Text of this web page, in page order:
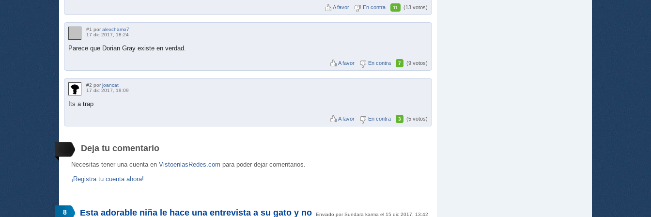
A favor En contra 11 (13 votos)
#1 por alexchamo7
17 dic 2017, 18:24
Parece que Dorian Gray existe en verdad.
A favor En contra 7 (9 votos)
#2 por joancat
17 dic 2017, 19:09
Its a trap
A favor En contra 3 (5 votos)
Deja tu comentario
Necesitas tener una cuenta en VistoenlasRedes.com para poder dejar comentarios.
¡Registra tu cuenta ahora!
8 Enviado por Sundara karma el 15 dic 2017, 13:42
Esta adorable niña le hace una entrevista a su gato y no